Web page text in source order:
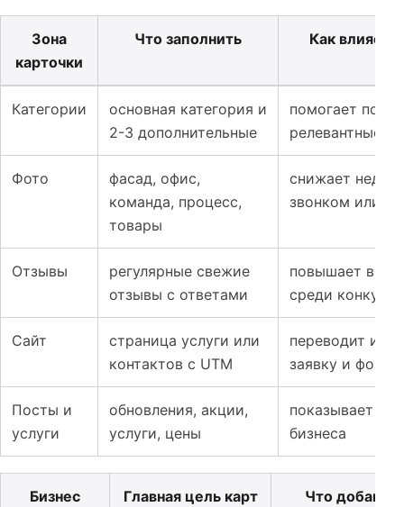
Зона
карточки
Что заполнить Как влияет
Категории
основная категория и
2-3 дополнительные
помогает
релевантные
Фото
фасад, офис,
команда, процесс,
товары
снижает
звонком или
Отзывы
регулярные свежие
отзывы с ответами
повышает
среди
Сайт
страница услуги или
контактов с UTM
переводит
заявку и форму
Посты и
услуги
обновления, акции,
услуги, цены
показывает
бизнеса
Бизнес Главная цель карт Что